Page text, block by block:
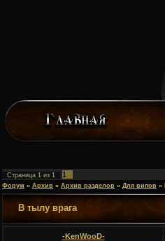
Страница 1 из 1 1
Форум » Архив » Архив разделов » Для випов »
В тылу врага
-KenWooD-